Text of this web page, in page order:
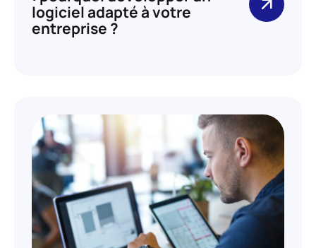
logiciel adapté à votre
entreprise ?